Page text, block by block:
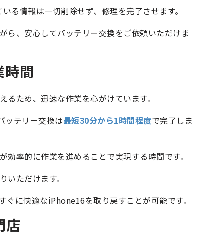
る情報は一切削除せず、修理を完了させます。
ら、安心してバッテリー交換をご依頼いただけま
間
ため、迅速な作業を心がけています。
ッテリー交換は最短30分から1時間程度で完了しま
率的に作業を進めることで実現する時間です。
ただけます。
に快適なiPhone16を取り戻すことが可能です。
店